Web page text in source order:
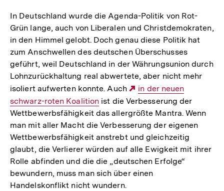
In Deutschland wurde die Agenda-Politik von Rot-
Grün lange, auch von Liberalen und Christdemokraten,
in den Himmel gelobt. Doch genau diese Politik hat
zum Anschwellen des deutschen Überschusses
geführt, weil Deutschland in der Währungsunion durch
Lohnzurückhaltung real abwertete, aber nicht mehr
isoliert aufwerten konnte. Auch
Externer
Link:
in der neuen
schwarz-roten Koalition ist die Verbesserung der
Wettbewerbsfähigkeit das allergrößte Mantra. Wenn
man mit aller Macht die Verbesserung der eigenen
Wettbewerbsfähigkeit anstrebt und gleichzeitig
glaubt, die Verlierer würden auf alle Ewigkeit mit ihrer
Rolle abfinden und die die „deutschen Erfolge“
bewundern, muss man sich über einen
Handelskonflikt nicht wundern.